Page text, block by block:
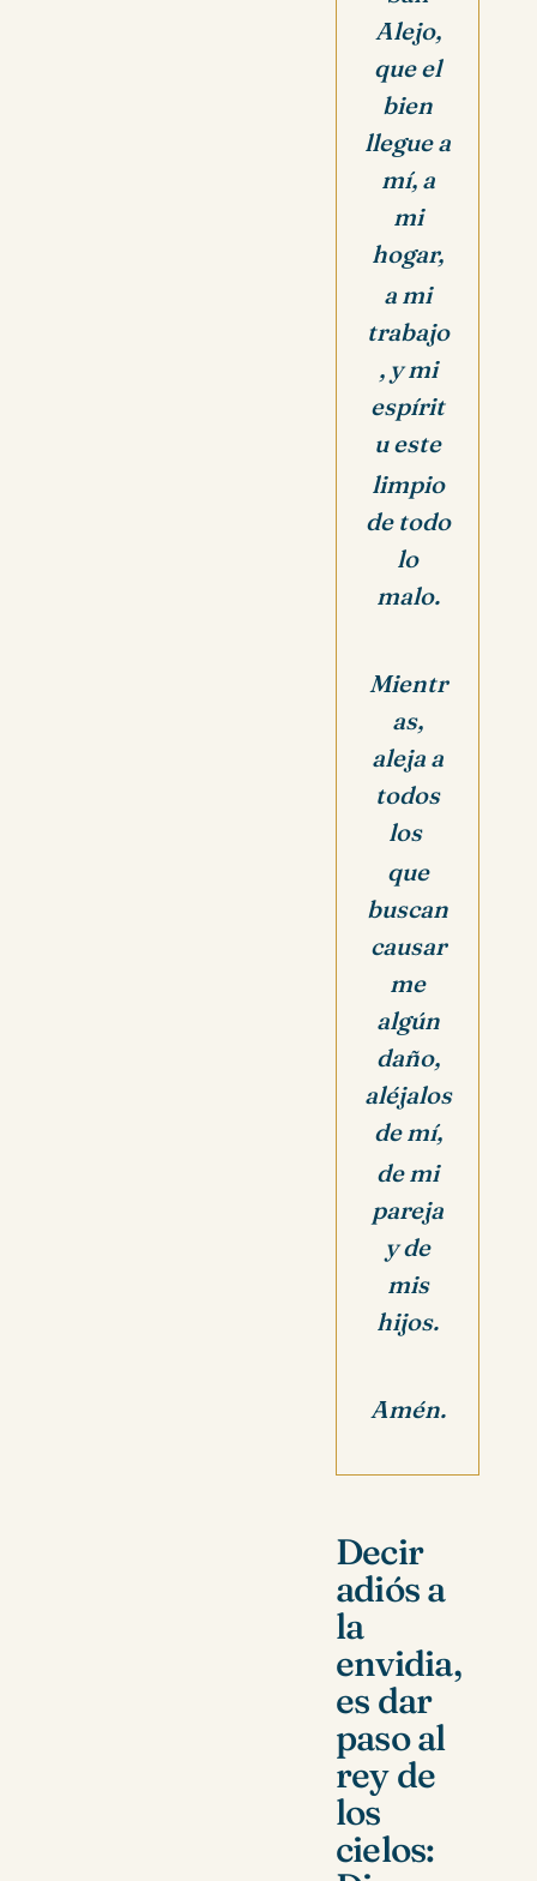
Alejo,
que el
bien
llegue a
mí, a
mi
hogar,
a mi
trabajo
, y mi
espírit
u este
limpio
de todo
lo
malo.
Mientr
as,
aleja a
todos
los
que
buscan
causar
me
algún
daño,
aléjalos
de mí,
de mi
pareja
y de
mis
hijos.
Amén.
Decir
adiós a
la
envidia,
es dar
paso al
rey de
los
cielos: